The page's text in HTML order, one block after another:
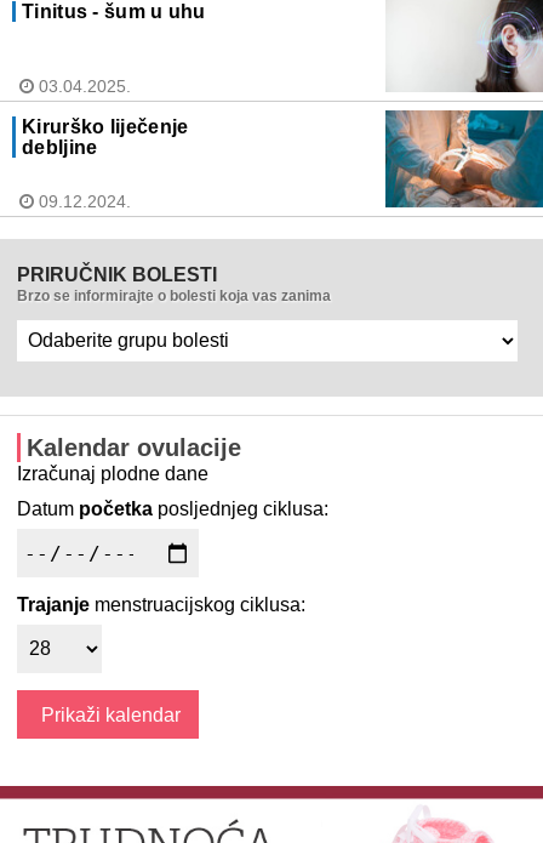
Tinitus - šum u uhu
03.04.2025.
Kirurško liječenje
debljine
09.12.2024.
PRIRUČNIK BOLESTI
Brzo se informirajte o bolesti koja vas zanima
Kalendar ovulacije
Izračunaj plodne dane
Datum početka posljednjeg ciklusa:
Trajanje menstruacijskog ciklusa: